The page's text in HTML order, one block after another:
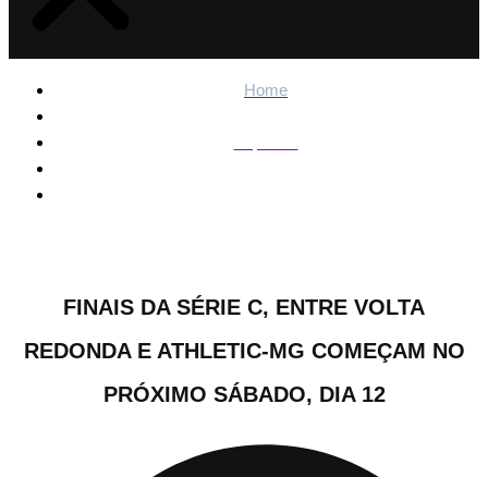
Home
FINAIS DA SÉRIE C, ENTRE VOLTA
REDONDA E ATHLETIC-MG COMEÇAM NO
PRÓXIMO SÁBADO, DIA 12